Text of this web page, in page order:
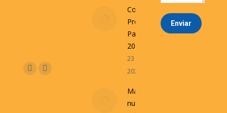
Encuéntranos en:
FacebookInstagram
Convocatoria
Presupuesto
Participativo
2026
23 septiembre,
2025
Mantener
nuestras
Enviar